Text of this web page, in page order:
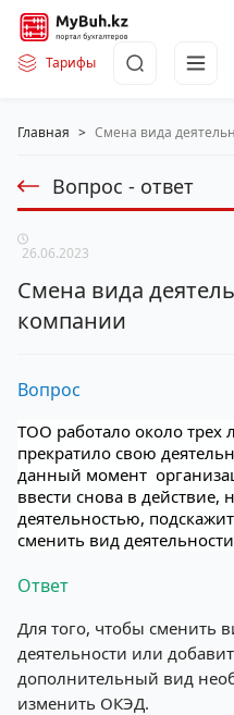
Тарифы
Главная > Смена вида
Вопрос - ответ
26.06.2023
Смена вида
компании
Вопрос
ТОО работало около трех
прекратило свою
данный момент
ввести снова в действие,
деятельностью,
сменить вид
Ответ
Для того, чтобы сменить
деятельности или
дополнительный вид
изменить ОКЭД.